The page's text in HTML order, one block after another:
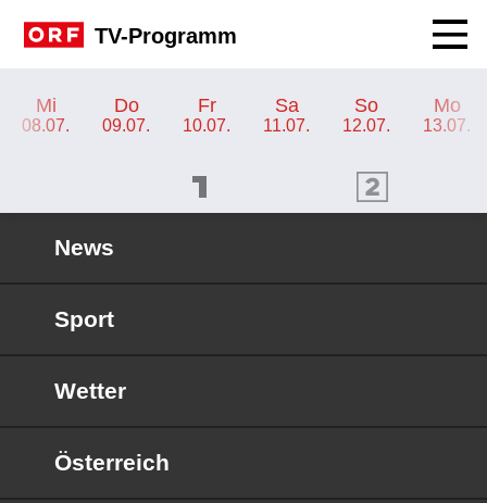
TV-Programm
Mi
08.07.
Do
09.07.
Fr
10.07.
Sa
11.07.
So
12.07.
Mo
13.07.
ORF 2 Programm
News
Sport
Wetter
Österreich